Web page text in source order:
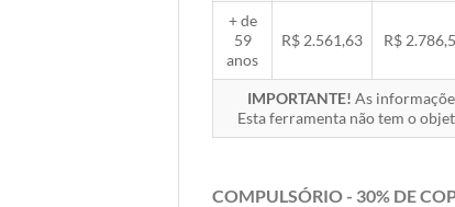
+ de
59
anos
R$ 2.561,63 R$
IMPORTANTE! As
Esta ferramenta não tem o
COMPULSÓRIO - 30% DE